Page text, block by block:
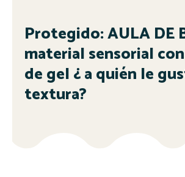
Protegido: AULA DE
material sensorial
de gel ¿ a quién le
textura?